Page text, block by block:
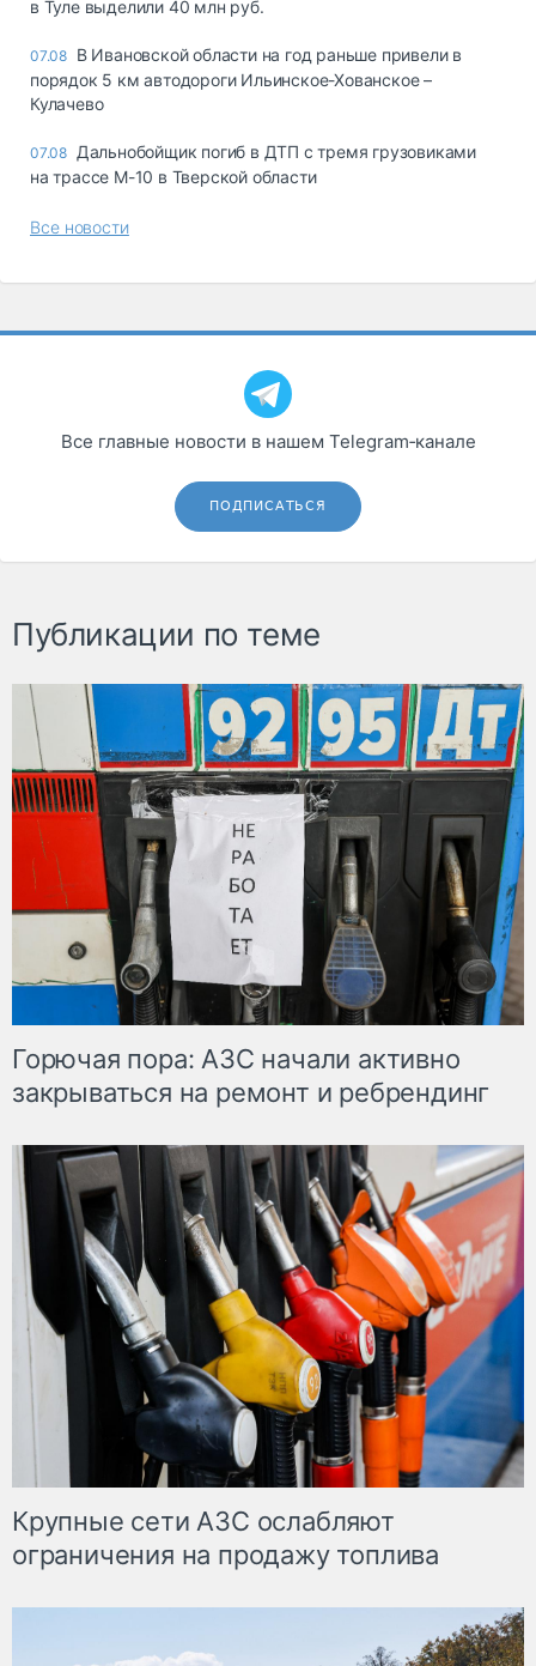
в Туле выделили 40 млн руб.
07.08 В Ивановской области на год раньше привели в
порядок 5 км автодороги Ильинское-Хованское –
Кулачево
07.08 Дальнобойщик погиб в ДТП с тремя грузовиками
на трассе М-10 в Тверской области
Все новости
Все главные новости в нашем Telegram‑канале
ПОДПИСАТЬСЯ
Публикации по теме
Горючая пора: АЗС начали активно
закрываться на ремонт и ребрендинг
Крупные сети АЗС ослабляют
ограничения на продажу топлива